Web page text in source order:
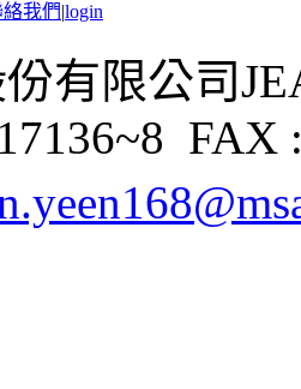
我們|login
有限公司
FAX